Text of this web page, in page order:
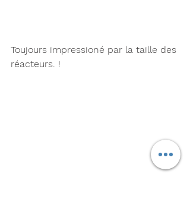
Toujours impressioné par la taille des
réacteurs. !